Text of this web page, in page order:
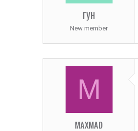
ГУН
New member
M
MAXMAD